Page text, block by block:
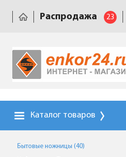
Распродажа 23
Каталог товаров
Бытовые ножницы (40)